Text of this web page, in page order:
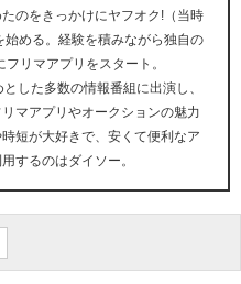
のをきっかけにヤフオク!（当時
める。経験を積みながら独自の
リマアプリをスタート。
した多数の情報番組に出演し、
マアプリやオークションの魅力
短が大好きで、安くて便利なア
するのはダイソー。